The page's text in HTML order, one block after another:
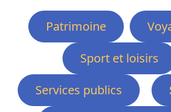
Patrimoine
Sport et loisirs
Services publics